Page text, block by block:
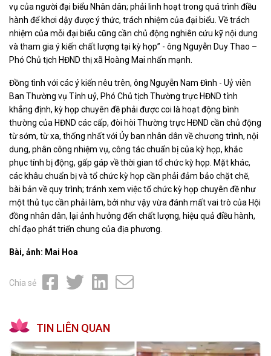
vụ của người đại biểu Nhân dân; phải linh hoạt trong quá trình điều
hành để khơi dậy được ý thức, trách nhiệm của đại biểu. Về trách
nhiệm của mỗi đại biểu cũng cần chủ động nghiên cứu kỹ nội dung
và tham gia ý kiến chất lượng tại kỳ họp” - ông Nguyễn Duy Thao –
Phó Chủ tịch HĐND thị xã Hoàng Mai nhấn mạnh.
Đồng tình với các ý kiến nêu trên, ông Nguyễn Nam Đình - Uỷ viên
Ban Thường vụ Tỉnh uỷ, Phó Chủ tịch Thường trực HĐND tỉnh
khẳng định, kỳ họp chuyên đề phải được coi là hoạt động bình
thường của HĐND các cấp, đòi hòi Thường trực HĐND cần chủ động
từ sớm, từ xa, thống nhất với Ủy ban nhân dân về chương trình, nội
dung, phân công nhiệm vụ, công tác chuẩn bị của kỳ họp, khắc
phục tính bị động, gấp gáp về thời gian tổ chức kỳ họp. Mặt khác,
các khâu chuẩn bị và tổ chức kỳ họp cần phải đảm bảo chặt chẽ,
bài bản về quy trình; tránh xem việc tổ chức kỳ họp chuyên đề như
một thủ tục cần phải làm, bởi như vậy vừa đánh mất vai trò của Hội
đồng nhân dân, lại ảnh hưởng đến chất lượng, hiệu quả điều hành,
chỉ đạo phát triển chung của địa phương.
Bài, ảnh: Mai Hoa
Chia sẻ
TIN LIÊN QUAN